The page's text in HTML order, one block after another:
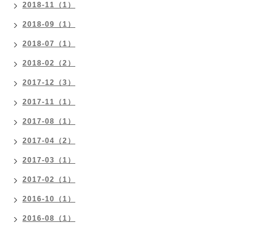
2018-11（1）
2018-09（1）
2018-07（1）
2018-02（2）
2017-12（3）
2017-11（1）
2017-08（1）
2017-04（2）
2017-03（1）
2017-02（1）
2016-10（1）
2016-08（1）